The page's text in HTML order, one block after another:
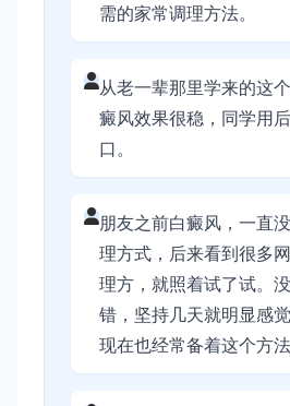
需的家常调理方法。
从老一辈那里学来的这
癜风效果很稳，同学用
口。
朋友之前白癜风，一直
理方式，后来看到很多
理方，就照着试了试。
错，坚持几天就明显感
现在也经常备着这个方法